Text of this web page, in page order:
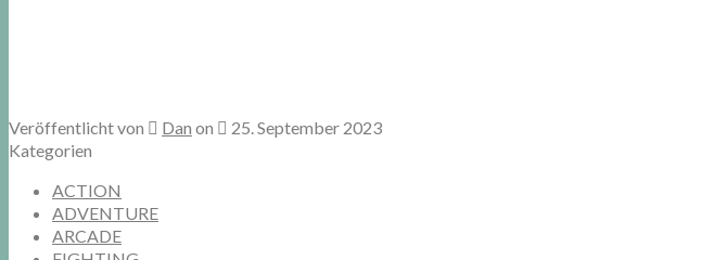
Veröffentlicht von Dan on
25. September 2023
Kategorien
ACTION
ADVENTURE
ARCADE